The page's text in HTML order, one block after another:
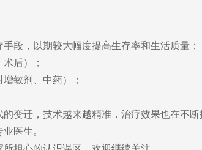
，以期较大幅度提高生存率和生活质量；
后）；
敏剂、中药）；
迁，技术越来越精准，治疗效果也在不断
医生。